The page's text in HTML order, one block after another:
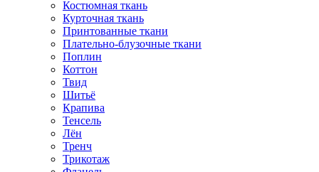
Костюмная ткань
Курточная ткань
Принтованные ткани
Плательно-блузочные ткани
Поплин
Коттон
Твид
Шитьё
Крапива
Тенсель
Лён
Тренч
Трикотаж